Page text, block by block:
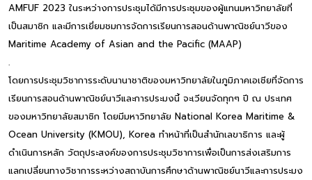
AMFUF 2023 ในระหว่างการประชุมได้มีการประชุมของผู้แทนมหาวิทยาลัยที่
เป็นสมาชิก และมีการเยี่ยมชมการจัดการเรียนการสอนด้านพาณิชย์นาวีของ
Maritime Academy of Asian and the Pacific (MAAP)
.
โดยการประชุมวิชาการระดับนานาชาติของมหาวิทยาลัยในภูมิภาคเอเชียที่จัดการ
เรียนการสอนด้านพาณิชย์นาวีและการประมงนี้ จะเวียนจัดทุกๆ ปี ณ ประเทศ
ของมหาวิทยาลัยสมาชิก โดยมีมหาวิทยาลัย National Korea Maritime &
Ocean University (KMOU), Korea ทำหน้าที่เป็นสำนักเลขาธิการ และผู้
ดำเนินการหลัก วัตถุประสงค์ของการประชุมวิชาการเพื่อเป็นการส่งเสริมการ
แลกเปลี่ยนทางวิชาการระหว่างสถาบันการศึกษาด้านพาณิชย์นาวีและการประมง